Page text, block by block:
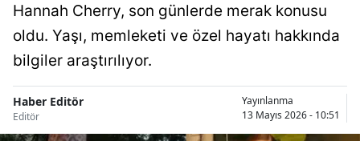
Aydın
Bilecik
Bingöl
Hannah Cherry, son günlerde merak konusu
oldu. Yaşı, memleketi ve özel hayatı hakkında
bilgiler araştırılıyor.
Haber Editör
Editör
Yayınlanma
13 Mayıs 2026 - 10:51